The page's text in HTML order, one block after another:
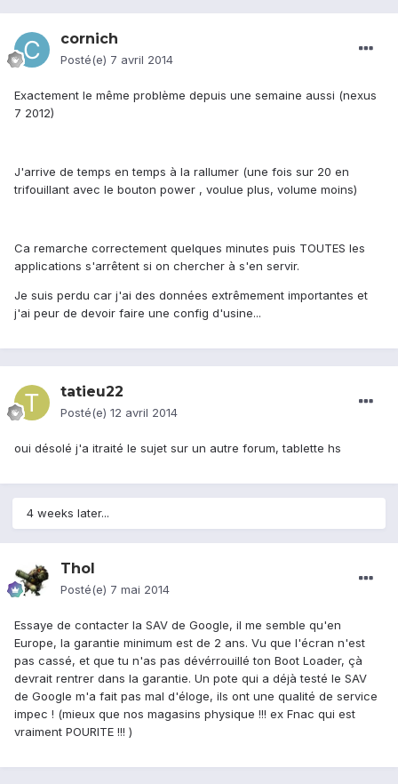
cornich
Posté(e) 7 avril 2014
Exactement le même problème depuis une semaine aussi (nexus
7 2012)
J'arrive de temps en temps à la rallumer (une fois sur 20 en
trifouillant avec le bouton power , voulue plus, volume moins)
Ca remarche correctement quelques minutes puis TOUTES les
applications s'arrêtent si on chercher à s'en servir.
Je suis perdu car j'ai des données extrêmement importantes et
j'ai peur de devoir faire une config d'usine...
tatieu22
Posté(e) 12 avril 2014
oui désolé j'a itraité le sujet sur un autre forum, tablette hs
4 weeks later...
Thol
Posté(e) 7 mai 2014
Essaye de contacter la SAV de Google, il me semble qu'en
Europe, la garantie minimum est de 2 ans. Vu que l'écran n'est
pas cassé, et que tu n'as pas dévérrouillé ton Boot Loader, çà
devrait rentrer dans la garantie. Un pote qui a déjà testé le SAV
de Google m'a fait pas mal d'éloge, ils ont une qualité de service
impec ! (mieux que nos magasins physique !!! ex Fnac qui est
vraiment POURITE !!! )